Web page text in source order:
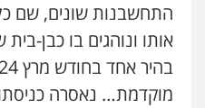
התחשבנות שונים, שם
אותו ונוהגים בו כבן-
מוקדמת… נאסרה